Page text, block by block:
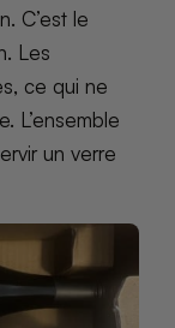
C’est le
Les
ce qui ne
L’ensemble
un verre